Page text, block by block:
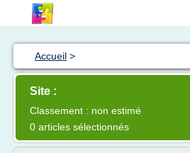
Accueil >
Site :
Classement : non estimé
0 articles sélectionnés